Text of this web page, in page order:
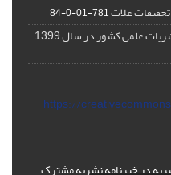
غلات781-01-0-84
https://
در خبرنامه نشریه مشترک